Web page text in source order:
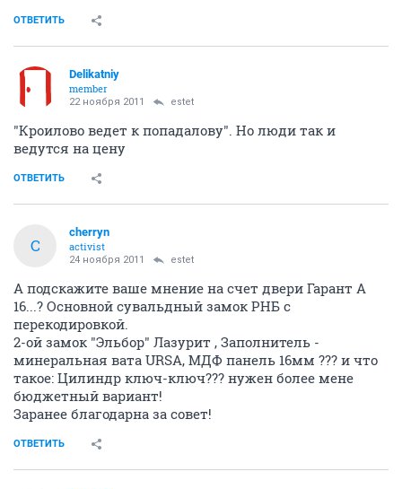
ОТВЕТИТЬ
Delikatniy
member
22 ноября 2011 estet
"Кроилово ведет к попадалову". Но люди так и
ведутся на цену
ОТВЕТИТЬ
C
cherryn
activist
24 ноября 2011 estet
А подскажите ваше мнение на счет двери Гарант А
16...? Основной сувальдный замок РНБ с
перекодировкой.
2-ой замок "Эльбор" Лазурит , Заполнитель -
минеральная вата URSA, МДФ панель 16мм ??? и что
такое: Цилиндр ключ-ключ??? нужен более мене
бюджетный вариант!
Заранее благодарна за совет!
ОТВЕТИТЬ